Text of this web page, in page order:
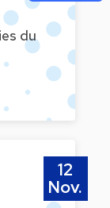
du
12
Nov.